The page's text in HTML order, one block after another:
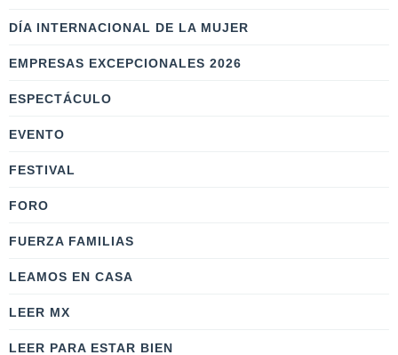
DÍA INTERNACIONAL DE LA MUJER
EMPRESAS EXCEPCIONALES 2026
ESPECTÁCULO
EVENTO
FESTIVAL
FORO
FUERZA FAMILIAS
LEAMOS EN CASA
LEER MX
LEER PARA ESTAR BIEN